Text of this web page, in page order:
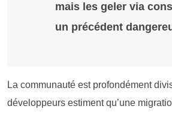
mais les geler via
un précédent
La communauté est profondément
développeurs estiment qu’une